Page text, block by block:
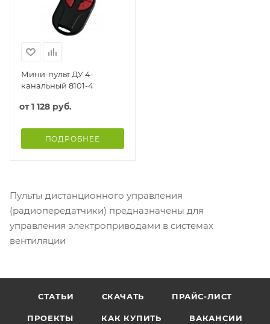
Мини-пульт ДУ 4-
канальный 8101-4
от1 128 руб.
ПОДРОБНЕЕ
Пульты дистанционного управления
(радиопередатчики) предназначены для
управления электроприводами в системах
вентиляции
СТАТЬИ СКАЧАТЬ ПРАЙС-ЛИСТ
ПРОЕКТЫ КАК КУПИТЬ ВАКАНСИИ